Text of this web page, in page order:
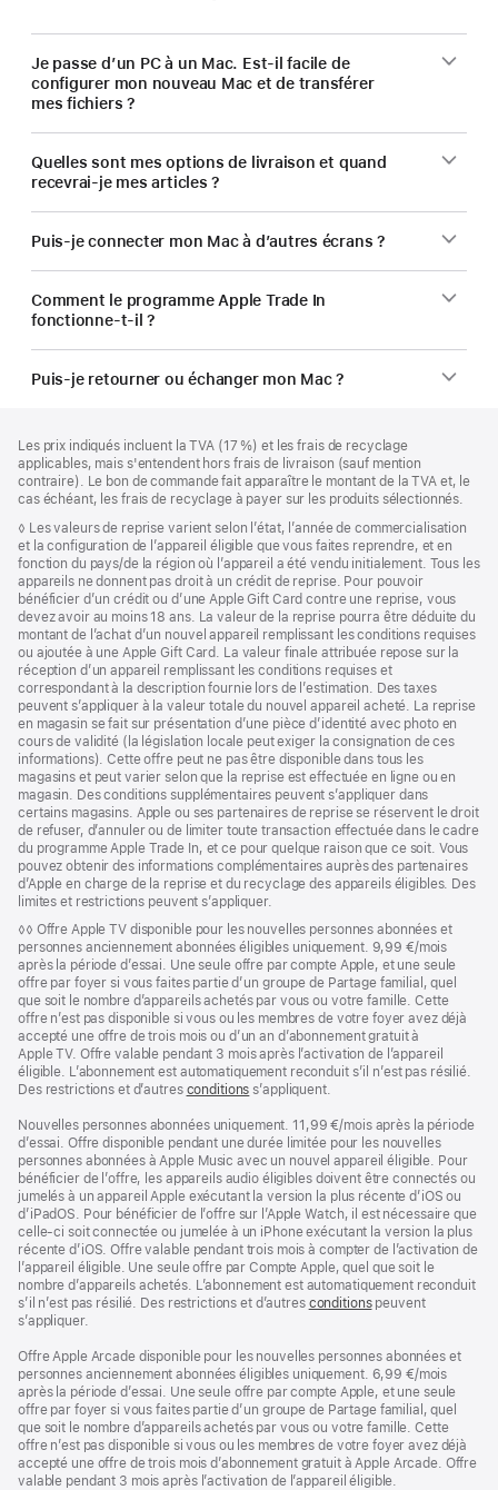
Je passe d’un PC à un Mac. Est-il facile de
configurer mon nouveau Mac et de transférer
mes fichiers ?
Quelles sont mes options de livraison et quand
recevrai-je mes articles ?
Puis-je connecter mon Mac à d’autres écrans ?
Comment le programme Apple Trade In
fonctionne-t-il ?
Puis-je retourner ou échanger mon Mac ?
de
page
de
bas
de
Les prix indiqués incluent la TVA (17 %) et les frais de recyclage
applicables, mais s'entendent hors frais de livraison (sauf mention
contraire). Le bon de commande fait apparaître le montant de la TVA et, le
cas échéant, les frais de recyclage à payer sur les produits sélectionnés.
Note
de
bas
de
page
◊ Les valeurs de reprise varient selon l’état, l’année de commercialisation
et la configuration de l’appareil éligible que vous faites reprendre, et en
fonction du pays/de la région où l’appareil a été vendu initialement. Tous les
appareils ne donnent pas droit à un crédit de reprise. Pour pouvoir
bénéficier d’un crédit ou d’une Apple Gift Card contre une reprise, vous
devez avoir au moins 18 ans. La valeur de la reprise pourra être déduite du
montant de l’achat d’un nouvel appareil remplissant les conditions requises
ou ajoutée à une Apple Gift Card. La valeur finale attribuée repose sur la
réception d’un appareil remplissant les conditions requises et
correspondant à la description fournie lors de l’estimation. Des taxes
peuvent s’appliquer à la valeur totale du nouvel appareil acheté. La reprise
en magasin se fait sur présentation d’une pièce d’identité avec photo en
cours de validité (la législation locale peut exiger la consignation de ces
informations). Cette offre peut ne pas être disponible dans tous les
magasins et peut varier selon que la reprise est effectuée en ligne ou en
magasin. Des conditions supplémentaires peuvent s’appliquer dans
certains magasins. Apple ou ses partenaires de reprise se réservent le droit
de refuser, d’annuler ou de limiter toute transaction effectuée dans le cadre
du programme Apple Trade In, et ce pour quelque raison que ce soit. Vous
pouvez obtenir des informations complémentaires auprès des partenaires
d’Apple en charge de la reprise et du recyclage des appareils éligibles. Des
limites et restrictions peuvent s’appliquer.
Note
de
bas
de
page
◊◊ Offre Apple TV disponible pour les nouvelles personnes abonnées et
personnes anciennement abonnées éligibles uniquement. 9,99 €/mois
après la période d’essai. Une seule offre par compte Apple, et une seule
offre par foyer si vous faites partie d’un groupe de Partage familial, quel
que soit le nombre d’appareils achetés par vous ou votre famille. Cette
offre n’est pas disponible si vous ou les membres de votre foyer avez déjà
accepté une offre de trois mois ou d’un an d’abonnement gratuit à
Apple TV. Offre valable pendant 3 mois après l’activation de l’appareil
éligible. L’abonnement est automatiquement reconduit s’il n’est pas résilié.
Des restrictions et d’autres conditions s’appliquent.
Nouvelles personnes abonnées uniquement. 11,99 €/mois après la période
d’essai. Offre disponible pendant une durée limitée pour les nouvelles
personnes abonnées à Apple Music avec un nouvel appareil éligible. Pour
bénéficier de l’offre, les appareils audio éligibles doivent être connectés ou
jumelés à un appareil Apple exécutant la version la plus récente d’iOS ou
d’iPadOS. Pour bénéficier de l’offre sur l’Apple Watch, il est nécessaire que
celle-ci soit connectée ou jumelée à un iPhone exécutant la version la plus
récente d’iOS. Offre valable pendant trois mois à compter de l’activation de
l’appareil éligible. Une seule offre par Compte Apple, quel que soit le
nombre d’appareils achetés. L’abonnement est automatiquement reconduit
s’il n’est pas résilié. Des restrictions et d’autres conditionspeuvent
s’appliquer.
Offre Apple Arcade disponible pour les nouvelles personnes abonnées et
personnes anciennement abonnées éligibles uniquement. 6,99 €/mois
après la période d’essai. Une seule offre par compte Apple, et une seule
offre par foyer si vous faites partie d’un groupe de Partage familial, quel
que soit le nombre d’appareils achetés par vous ou votre famille. Cette
offre n’est pas disponible si vous ou les membres de votre foyer avez déjà
accepté une offre de trois mois d’abonnement gratuit à Apple Arcade. Offre
valable pendant 3 mois après l’activation de l’appareil éligible.